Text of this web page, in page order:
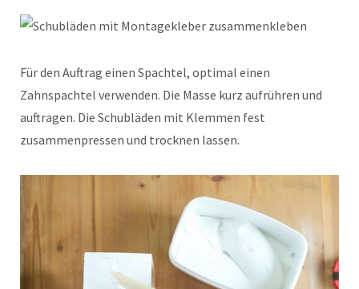
Für den Auftrag einen Spachtel, optimal einen
Zahnspachtel verwenden. Die Masse kurz aufrühren und
auftragen. Die Schubläden mit Klemmen fest
zusammenpressen und trocknen lassen.